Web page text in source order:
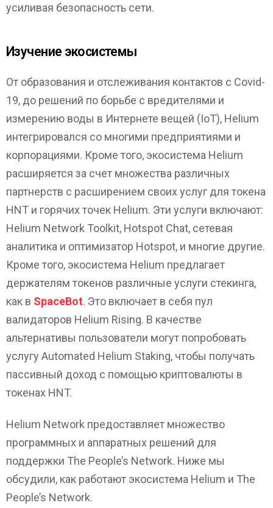
усиливая безопасность сети.
Изучение экосистемы
От образования и отслеживания контактов с Covid-
19, до решений по борьбе с вредителями и
измерению воды в Интернете вещей (IoT), Helium
интегрировался со многими предприятиями и
корпорациями. Кроме того, экосистема Helium
расширяется за счет множества различных
партнерств с расширением своих услуг для токена
HNT и горячих точек Helium. Эти услуги включают:
Helium Network Toolkit, Hotspot Chat, сетевая
аналитика и оптимизатор Hotspot, и многие другие.
Кроме того, экосистема Helium предлагает
держателям токенов различные услуги стекинга,
как в SpaceBot. Это включает в себя пул
валидаторов Helium Rising. В качестве
альтернативы пользователи могут попробовать
услугу Automated Helium Staking, чтобы получать
пассивный доход с помощью криптовалюты в
токенах HNT.
Helium Network предоставляет множество
программных и аппаратных решений для
поддержки The People’s Network. Ниже мы
обсудили, как работают экосистема Helium и The
People’s Network.